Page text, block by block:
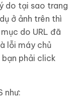
do tại sao trang
ở ảnh trên thì
do URL đã
lỗi máy chủ
phải click
như: